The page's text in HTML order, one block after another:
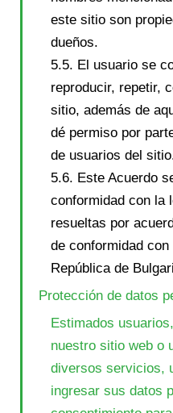
este sitio son
dueños.
5.5. El usuario se
reproducir, repetir,
sitio, además de
dé permiso por
de usuarios del
5.6. Este Acuerdo
conformidad con la
resueltas por
de conformidad
República de
Protección de datos
Estimados
nuestro sitio web o
diversos servicios,
ingresar sus datos